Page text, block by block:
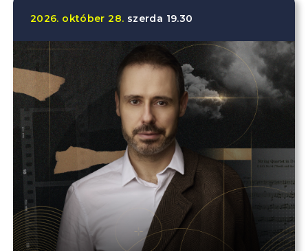
2026. október 28. szerda 19.30